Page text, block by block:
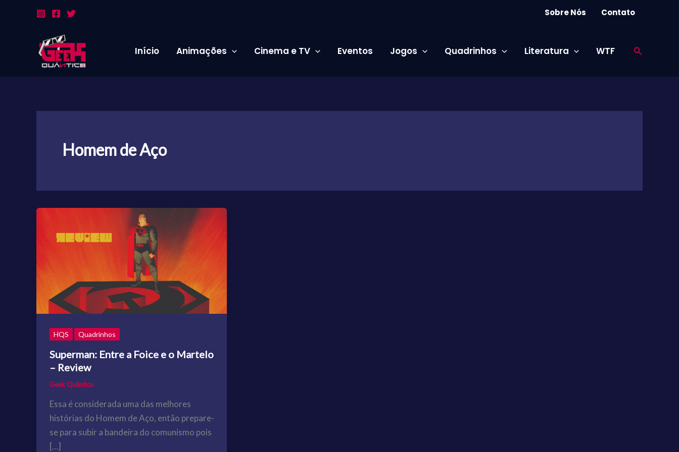
Sobre Nós Contato
Início Animações Cinema e TV Eventos Jogos Quadrinhos Literatura WTF Pesquisar
Homem de Aço
HQS Quadrinhos
Superman: Entre a Foice e o Martelo
– Review
Geek Quântico
Essa é considerada uma das melhores
histórias do Homem de Aço, então prepare-
se para subir a bandeira do comunismo pois
[…]